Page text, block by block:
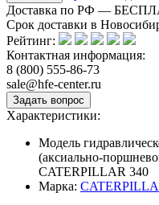
Доставка по РФ —
Срок доставки в
Рейтинг:
Контактная информация:
8 (800) 555-86-73
sale@hfe-center.ru
Характеристики:
Модель
(аксиально-
CATERPILLAR 340
Марка: